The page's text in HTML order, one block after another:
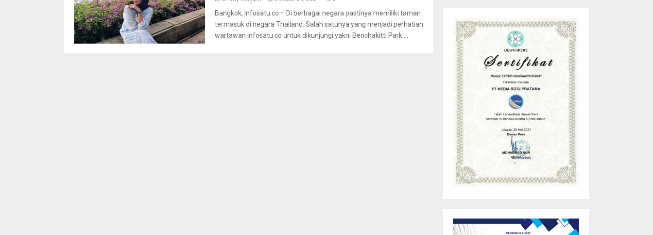
Bangkok, infosatu.co – Di berbagai negara pastinya memiliki taman
termasuk di negara Thailand. Salah satunya yang menjadi perhatian
wartawan infosatu.co untuk dikunjungi yakni Benchakitti Park....